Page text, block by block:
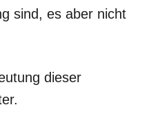
sind, es aber nicht
dieser